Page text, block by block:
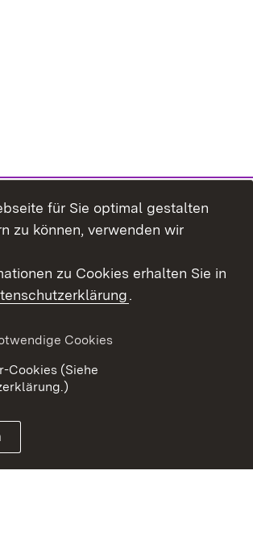
für Sie optimal gestalten
zu können, verwenden wir
zu Cookies erhalten Sie in
.
Cookies
Cookies (Siehe